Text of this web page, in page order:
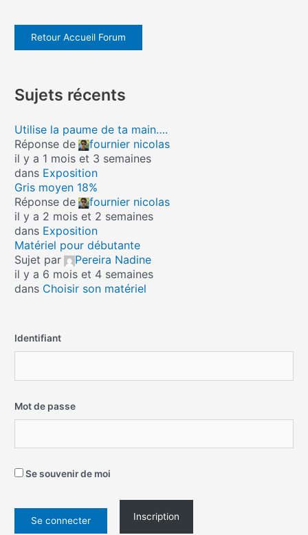
Retour Accueil Forum
Sujets récents
Utilise la paume de ta main….
Réponse de
fournier nicolas
il y a 1 mois et 3 semaines
dans Exposition
Gris moyen 18%
Réponse de
fournier nicolas
il y a 2 mois et 2 semaines
dans Exposition
Matériel pour débutante
Sujet par
Pereira Nadine
il y a 6 mois et 4 semaines
dans Choisir son matériel
Identifiant
Mot de passe
Se souvenir de moi
Inscription